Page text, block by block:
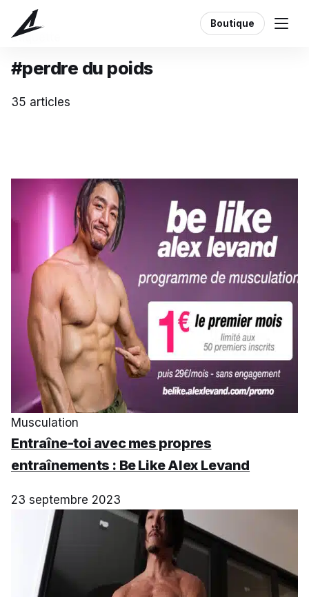
Boutique
Étiquette
#perdre du poids
35 articles
Musculation
Entraîne-toi avec mes propres
entraînements : Be Like Alex Levand
23 septembre 2023